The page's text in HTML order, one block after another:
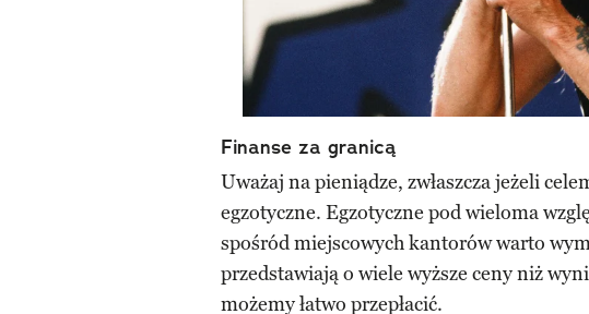
Finanse za granicą
Uważaj na pieniądze, zwłaszcza jeżeli
egzotyczne. Egzotyczne pod wieloma
spośród miejscowych kantorów warto
przedstawiają o wiele wyższe ceny niż
możemy łatwo przepłacić.